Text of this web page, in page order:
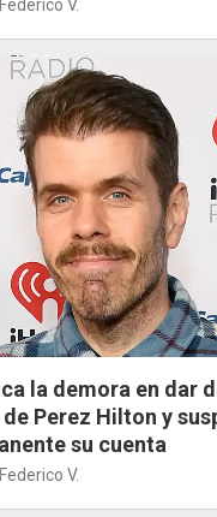
Federico V.
la demora en dar
Perez Hilton y
su cuenta
Federico V.